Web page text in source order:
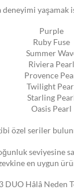
deneyimi yaşamak
Purple
Ruby Fuse
Summer
Riviera Pearl
Provence
Twilight
Starling
Oasis Pearl
özel seriler
seviyesine
en uygun
DUO Hâlâ Neden